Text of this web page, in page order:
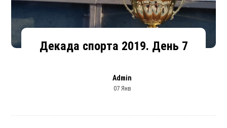
Декада спорта 2019. День 7
Admin
07 Янв